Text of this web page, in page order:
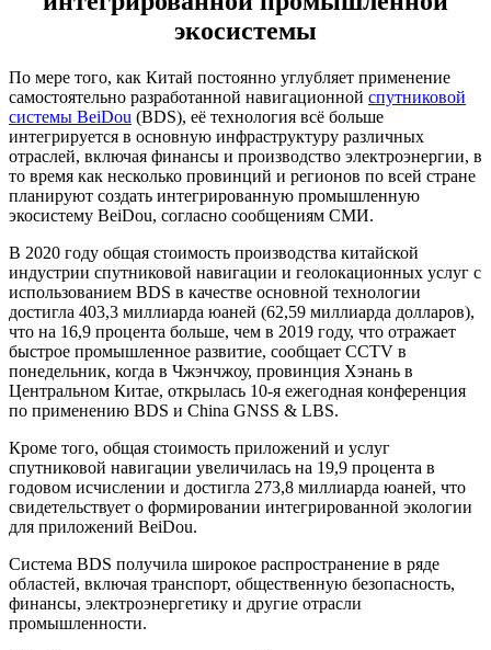
экосистемы
По мере того, как Китай постоянно углубляет применение
самостоятельно разработанной навигационной спутниковой
системы BeiDou (BDS), её технология всё больше
интегрируется в основную инфраструктуру различных
отраслей, включая финансы и производство электроэнергии, в
то время как несколько провинций и регионов по всей стране
планируют создать интегрированную промышленную
экосистему BeiDou, согласно сообщениям СМИ.
В 2020 году общая стоимость производства китайской
индустрии спутниковой навигации и геолокационных услуг с
использованием BDS в качестве основной технологии
достигла 403,3 миллиарда юаней (62,59 миллиарда долларов),
что на 16,9 процента больше, чем в 2019 году, что отражает
быстрое промышленное развитие, сообщает CCTV в
понедельник, когда в Чжэнчжоу, провинция Хэнань в
Центральном Китае, открылась 10-я ежегодная конференция
по применению BDS и China GNSS & LBS.
Кроме того, общая стоимость приложений и услуг
спутниковой навигации увеличилась на 19,9 процента в
годовом исчислении и достигла 273,8 миллиарда юаней, что
свидетельствует о формировании интегрированной экологии
для приложений BeiDou.
Система BDS получила широкое распространение в ряде
областей, включая транспорт, общественную безопасность,
финансы, электроэнергетику и другие отрасли
промышленности.